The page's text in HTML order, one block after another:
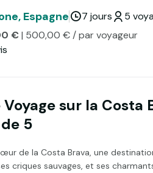
Espagne 7 jours
5
€| 500,00 € / par voyageur
Voyage sur la
5
de la Costa Brava, une
criques sauvages, et ses